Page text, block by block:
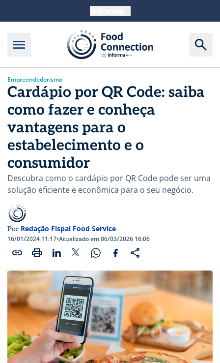
Empreendedorismo
Cardápio por QR Code: saiba
como fazer e conheça
vantagens para o
estabelecimento e o
consumidor
Descubra como o cardápio por QR Code pode ser uma
solução eficiente e econômica para o seu negócio.
Por Redação Fispal Food Service
16/01/2024 11:17•Atualizado em 06/03/2026 16:06